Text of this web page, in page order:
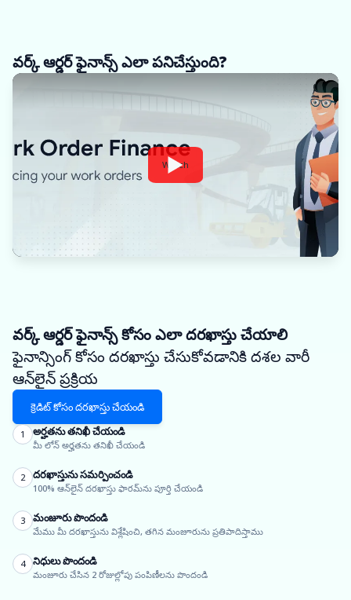
వర్క్ ఆర్డర్ ఫైనాన్స్ ఎలా పనిచేస్తుంది?
Watch
వర్క్ ఆర్డర్ ఫైనాన్స్ కోసం ఎలా దరఖాస్తు చేయాలి
ఫైనాన్సింగ్ కోసం దరఖాస్తు చేసుకోవడానికి దశల వారీ
ఆన్‌లైన్ ప్రక్రియ
క్రెడిట్ కోసం దరఖాస్తు చేయండి
1 అర్హతను తనిఖీ చేయండి
మీ లోన్ అర్హతను తనిఖీ చేయండి
2 దరఖాస్తును సమర్పించండి
100% ఆన్‌లైన్ దరఖాస్తు ఫారమ్‌ను పూర్తి చేయండి
3 మంజూరు పొందండి
మేము మీ దరఖాస్తును విశ్లేషించి, తగిన మంజూరును ప్రతిపాదిస్తాము
4 నిధులు పొందండి
మంజూరు చేసిన 2 రోజుల్లోపు పంపిణీలను పొందండి